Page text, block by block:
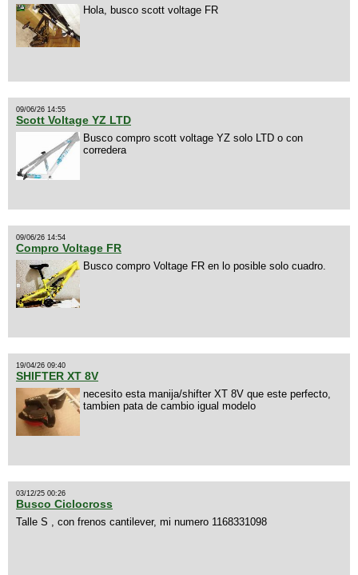
Hola, busco scott voltage FR
09/06/26 14:55
Scott Voltage YZ LTD
Busco compro scott voltage YZ solo LTD o con
corredera
09/06/26 14:54
Compro Voltage FR
Busco compro Voltage FR en lo posible solo cuadro.
19/04/26 09:40
SHIFTER XT 8V
necesito esta manija/shifter XT 8V que este perfecto,
tambien pata de cambio igual modelo
03/12/25 00:26
Busco Ciclocross
Talle S , con frenos cantilever, mi numero 1168331098